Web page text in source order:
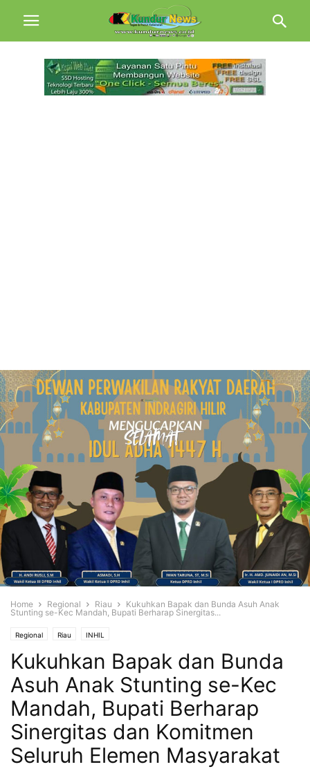
Home Regional Riau
Kukuhkan Bapak dan Bunda Asuh Anak
Stunting se-Kec Mandah, Bupati Berharap Sinergitas...
Regional Riau INHIL
Kukuhkan Bapak dan Bunda
Asuh Anak Stunting se-Kec
Mandah, Bupati Berharap
Sinergitas dan Komitmen
Seluruh Elemen Masyarakat